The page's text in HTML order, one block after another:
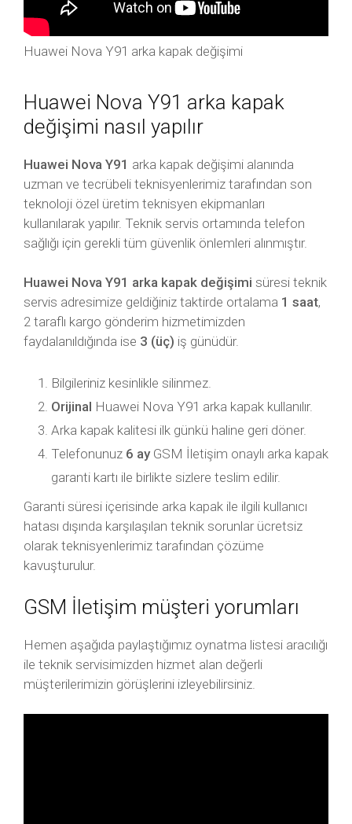
Huawei Nova Y91 arka kapak değişimi
Huawei Nova Y91 arka kapak
değişimi nasıl yapılır
Huawei Nova Y91 arka kapak değişimi alanında
uzman ve tecrübeli teknisyenlerimiz tarafından son
teknoloji özel üretim teknisyen ekipmanları
kullanılarak yapılır. Teknik servis ortamında telefon
sağlığı için gerekli tüm güvenlik önlemleri alınmıştır.
Huawei Nova Y91 arka kapak değişimi süresi teknik
servis adresimize geldiğiniz taktirde ortalama 1 saat,
2 taraflı kargo gönderim hizmetimizden
faydalanıldığında ise 3 (üç) iş günüdür.
Bilgileriniz kesinlikle silinmez.
Orijinal Huawei Nova Y91 arka kapak kullanılır.
Arka kapak kalitesi ilk günkü haline geri döner.
Telefonunuz 6 ayGSM İletişim onaylı arka kapak
garanti kartı ile birlikte sizlere teslim edilir.
Garanti süresi içerisinde arka kapak ile ilgili kullanıcı
hatası dışında karşılaşılan teknik sorunlar ücretsiz
olarak teknisyenlerimiz tarafından çözüme
kavuşturulur.
GSM İletişim müşteri yorumları
Hemen aşağıda paylaştığımız oynatma listesi aracılığı
ile teknik servisimizden hizmet alan değerli
müşterilerimizin görüşlerini izleyebilirsiniz.